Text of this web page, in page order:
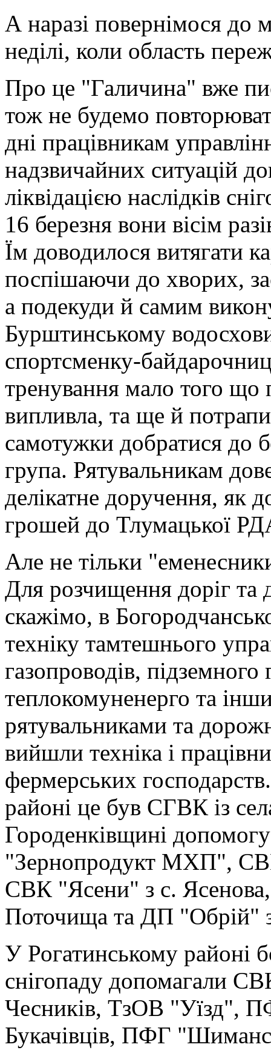
А наразі повернімося до
неділі, коли область
Про це "Галичина" вже
тож не будемо
дні працівникам
надзвичайних ситуацій
ліквідацією наслідків
16 березня вони вісім
Їм доводилося витягати
поспішаючи до хворих,
а подекуди й самим
Бурштинському
спортсменку-
тренування мало того що
випливла, та ще й
самотужки добратися до
група. Рятувальникам
делікатне доручення, як
грошей до Тлумацької
Але не тільки
Для розчищення доріг та
скажімо, в
техніку тамтешнього
газопроводів,
теплокомуненерго та
рятувальниками та
вийшли техніка і
фермерських
районі це був СГВК із
Городенківщині
"Зернопродукт МХП",
СВК "Ясени" з с.
Поточища та ДП "Обрій"
У Рогатинському районі
снігопаду допомагали
Чесників, ТзОВ "Уїзд",
Букачівців, ПФГ